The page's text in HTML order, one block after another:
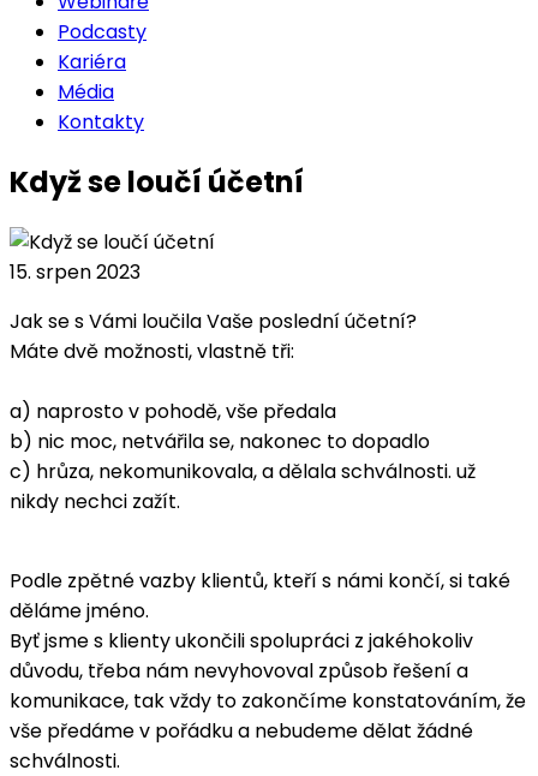
Podcasty
Kariéra
Média
Kontakty
Když se loučí účetní
15. srpen 2023
Jak se s Vámi loučila Vaše poslední účetní?
Máte dvě možnosti, vlastně tři:
a) naprosto v pohodě, vše předala
b) nic moc, netvářila se, nakonec to dopadlo
c) hrůza, nekomunikovala, a dělala schválnosti. už
nikdy nechci zažít.
Podle zpětné vazby klientů, kteří s námi končí, si také
děláme jméno.
Byť jsme s klienty ukončili spolupráci z jakéhokoliv
důvodu, třeba nám nevyhovoval způsob řešení a
komunikace, tak vždy to zakončíme konstatováním, že
vše předáme v pořádku a nebudeme dělat žádné
schválnosti.